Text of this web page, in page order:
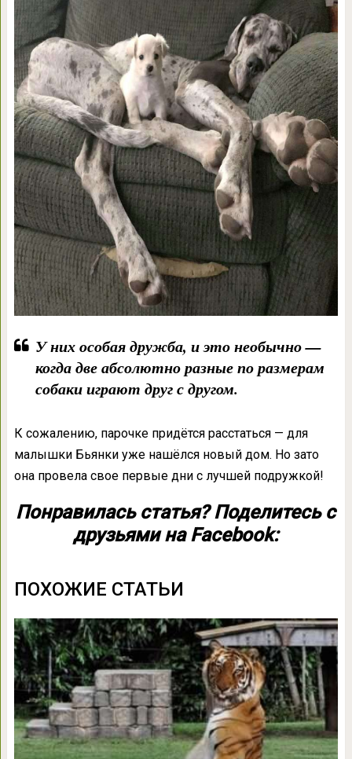
У них особая дружба, и это необычно —
когда две абсолютно разные по размерам
собаки играют друг с другом.
К сожалению, парочке придётся расстаться — для
малышки Бьянки уже нашёлся новый дом. Но зато
она провела свое первые дни с лучшей подружкой!
Понравилась статья? Поделитесь с
друзьями на Facebook:
ПОХОЖИЕ СТАТЬИ